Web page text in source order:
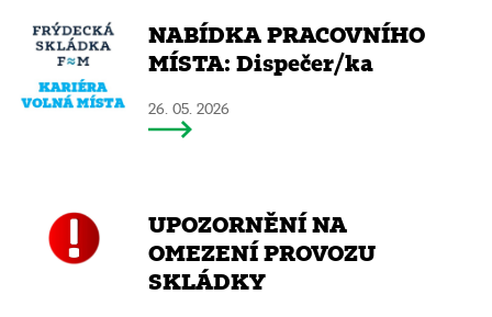
NABÍDKA PRACOVNÍHO
MÍSTA: Dispečer/ka
26. 05. 2026
UPOZORNĚNÍ NA
OMEZENÍ PROVOZU
SKLÁDKY